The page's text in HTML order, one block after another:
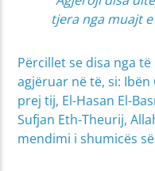
tjera nga muajt
Përcillet se disa nga
agjëruar në të, si:
prej tij, El-Hasan El-
Sufjan Eth-Theurij,
mendimi i shumicës